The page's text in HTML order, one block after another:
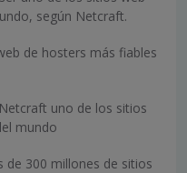
según Netcraft.
de hosters más fiables
uno de los sitios
mundo
de 300 millones de sitios